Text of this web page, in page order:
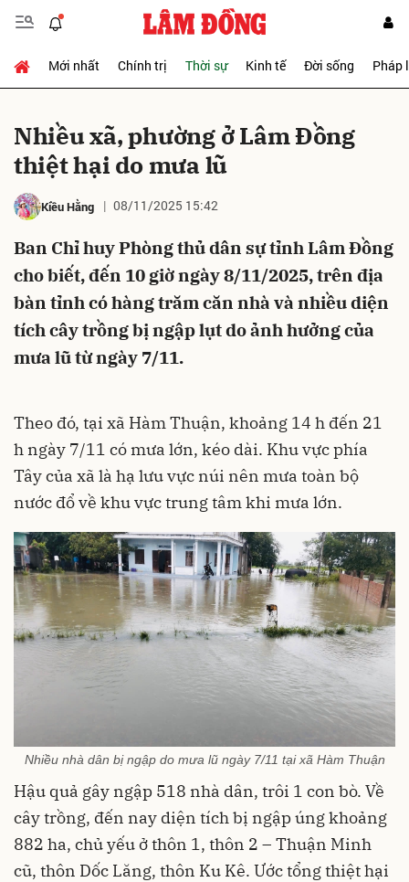
Mới nhất Chính trị Thời sự Kinh tế Đời sống Pháp
Nhiều xã, phường ở Lâm Đồng
thiệt hại do mưa lũ
Kiều Hằng 08/11/2025 15:42
Ban Chỉ huy Phòng thủ dân sự tỉnh Lâm Đồng
cho biết, đến 10 giờ ngày 8/11/2025, trên địa
bàn tỉnh có hàng trăm căn nhà và nhiều diện
tích cây trồng bị ngập lụt do ảnh hưởng của
mưa lũ từ ngày 7/11.
Theo đó, tại xã Hàm Thuận, khoảng 14 h đến 21
h ngày 7/11 có mưa lớn, kéo dài. Khu vực phía
Tây của xã là hạ lưu vực núi nên mưa toàn bộ
nước đổ về khu vực trung tâm khi mưa lớn.
Nhiều nhà dân bị ngập do mưa lũ ngày 7/11 tại xã Hàm Thuận
Hậu quả gây ngập 518 nhà dân, trôi 1 con bò. Về
cây trồng, đến nay diện tích bị ngập úng khoảng
882 ha, chủ yếu ở thôn 1, thôn 2 – Thuận Minh
cũ, thôn Dốc Lăng, thôn Ku Kê. Ước tổng thiệt hại
Gửi bình luận
Hủy Gửi